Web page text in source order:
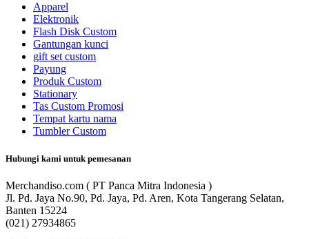
Apparel
Elektronik
Flash Disk Custom
Gantungan kunci
gift set custom
Payung
Produk Custom
Stationary
Tas Custom Promosi
Tempat kartu nama
Tumbler Custom
Hubungi kami untuk pemesanan
Merchandiso.com ( PT Panca Mitra Indonesia )
Jl. Pd. Jaya No.90, Pd. Jaya, Pd. Aren, Kota Tangerang Selatan,
Banten 15224
(021) 27934865